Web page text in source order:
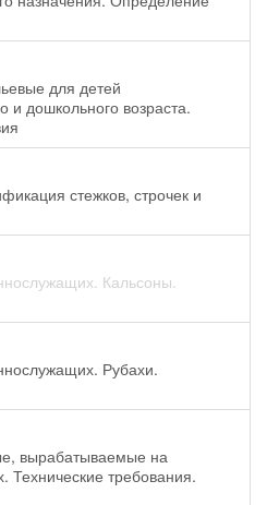
для детей
и дошкольного возраста.
стежков, строчек и
Кальсоны.
Рубахи.
вырабатываемые на
Технические требования.